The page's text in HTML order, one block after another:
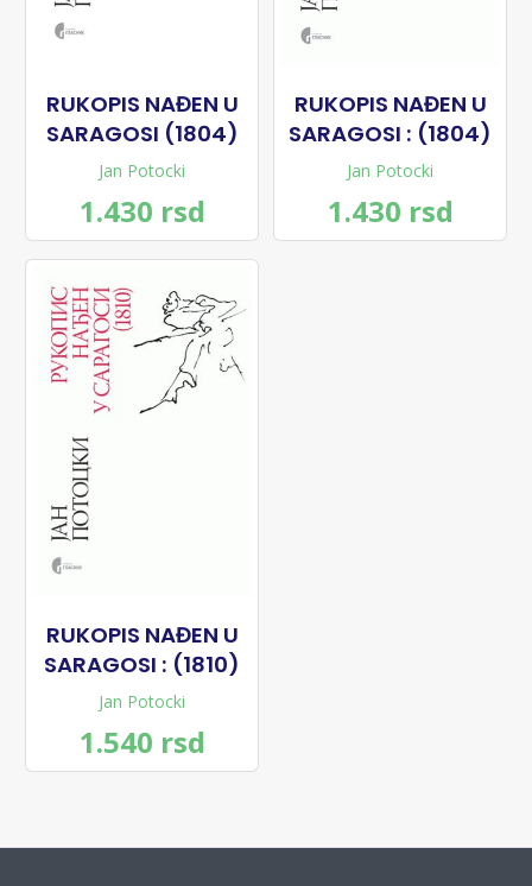
RUKOPIS NAĐEN U
SARAGOSI (1804)
Jan Potocki
1.430 rsd
RUKOPIS NAĐEN U
SARAGOSI : (1804)
Jan Potocki
1.430 rsd
RUKOPIS NAĐEN U
SARAGOSI : (1810)
Jan Potocki
1.540 rsd